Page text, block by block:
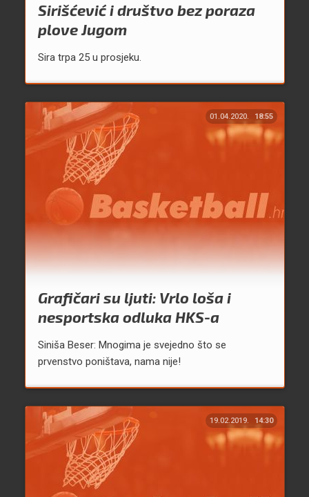
Sirišćević i društvo bez poraza
plove Jugom
Sira trpa 25 u prosjeku.
01.04.2020. 18:55
Grafičari su ljuti: Vrlo loša i
nesportska odluka HKS-a
Siniša Beser: Mnogima je svejedno što se
prvenstvo poništava, nama nije!
19.02.2019. 14:30